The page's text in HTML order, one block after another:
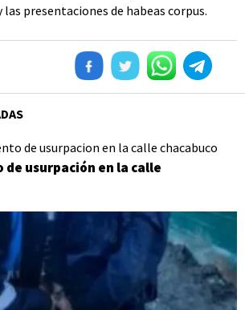
las presentaciones de habeas corpus.
usurpación en la calle